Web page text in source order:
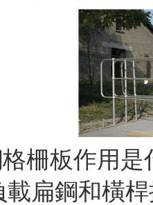
柵板作用是
扁鋼和橫